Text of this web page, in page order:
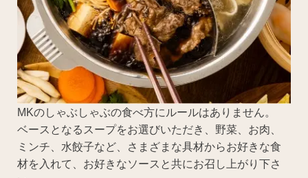
MKのしゃぶしゃぶの食べ方にルールはありません。
ベースとなるスープをお選びいただき、野菜、お肉、
ミンチ、水餃子など、さまざまな具材からお好きな食
材を入れて、お好きなソースと共にお召し上がり下さ